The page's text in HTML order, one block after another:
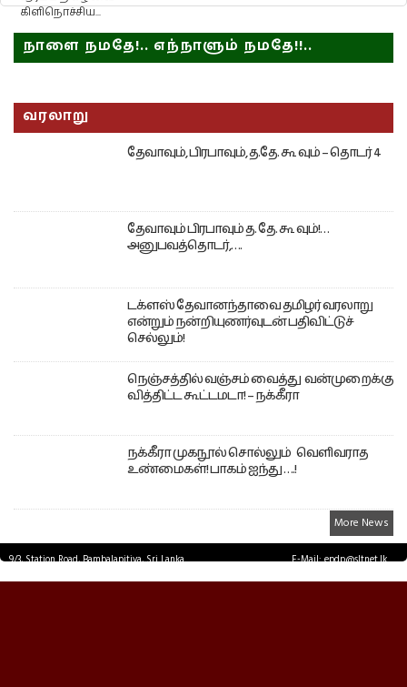
கிளிநொச்சிய...
நாளை நமதே!.. எந்நாளும் நமதே!!..
வரலாறு
தேவாவும், பிரபாவும், த.தே. கூ வும் – தொடர் 4
தேவாவும் பிரபாவும் த. தே. கூ வும்!…
அனுபவத்தொடர்,….
டக்ளஸ் தேவானந்தாவை தமிழர் வரலாறு
என்றும் நன்றியுணர்வுடன் பதிவிட்டுச்
செல்லும்!
நெஞ்சத்தில் வஞ்சம் வைத்து வன்முறைக்கு
வித்திட்ட கூட்டமடா! – நக்கீரா
நக்கீரா முகநூல் சொல்லும் வெளிவராத
உண்மைகள்! பாகம் ஐந்து ….!
More News
9/3, Station Road, Bambalapitiya, Sri Lanka.
E-Mail: epdp@sltnet.lk